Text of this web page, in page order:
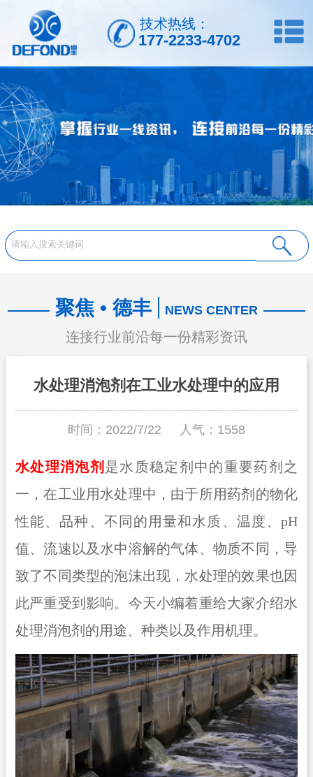
技术热线：
177-2233-4702
聚焦 • 德丰 NEWS CENTER
连接行业前沿每一份精彩资讯
水处理消泡剂在工业水处理中的应用
时间：2022/7/22 人气： 1558
水处理消泡剂 是水质稳定剂中的重要药剂之
一，在工业用水处理中，由于所用药剂的物化
性能、品种、不同的用量和水质、温度、pH
值、流速以及水中溶解的气体、物质不同，导
致了不同类型的泡沫出现，水处理的效果也因
此严重受到影响。今天小编着重给大家介绍水
处理消泡剂的用途、种类以及作用机理。